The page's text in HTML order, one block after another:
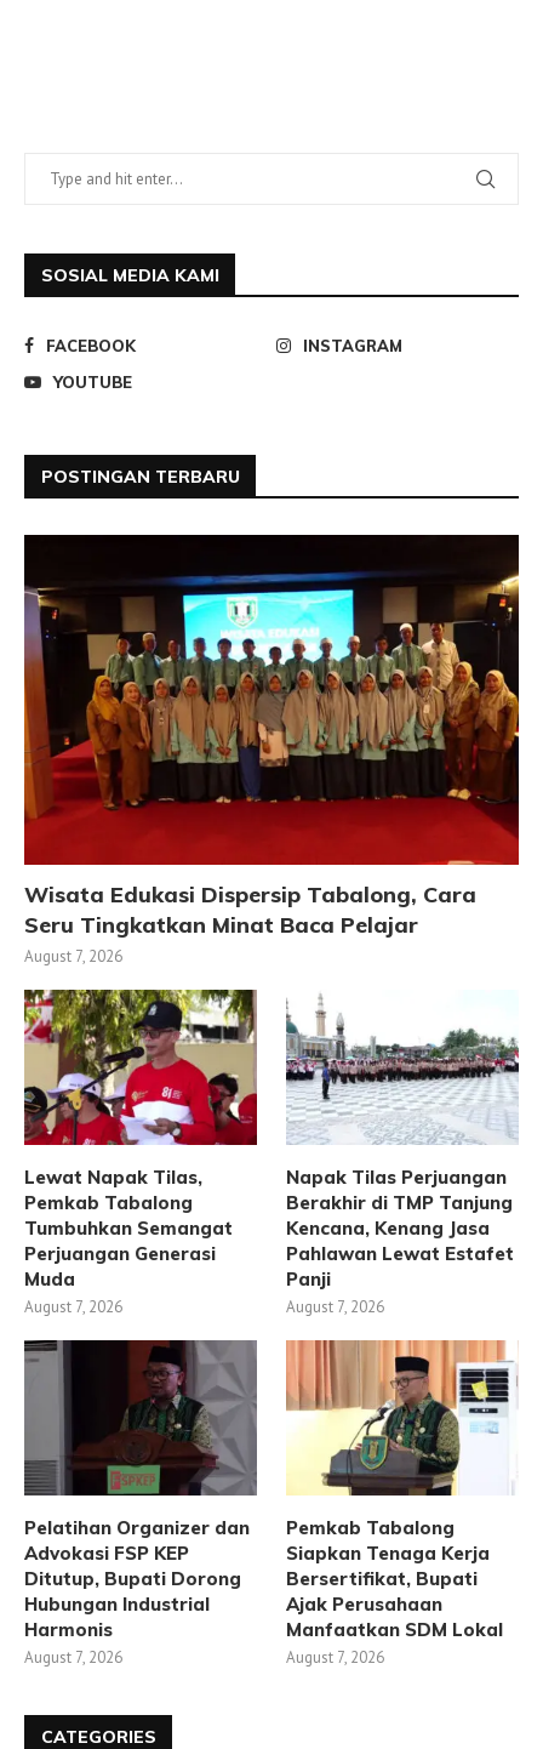
SOSIAL MEDIA KAMI
FACEBOOK
INSTAGRAM
YOUTUBE
POSTINGAN TERBARU
Wisata Edukasi Dispersip Tabalong, Cara
Seru Tingkatkan Minat Baca Pelajar
August 7, 2026
Lewat Napak Tilas,
Pemkab Tabalong
Tumbuhkan Semangat
Perjuangan Generasi
Muda
August 7, 2026
Napak Tilas Perjuangan
Berakhir di TMP Tanjung
Kencana, Kenang Jasa
Pahlawan Lewat Estafet
Panji
August 7, 2026
Pelatihan Organizer dan
Advokasi FSP KEP
Ditutup, Bupati Dorong
Hubungan Industrial
Harmonis
August 7, 2026
Pemkab Tabalong
Siapkan Tenaga Kerja
Bersertifikat, Bupati
Ajak Perusahaan
Manfaatkan SDM Lokal
August 7, 2026
CATEGORIES